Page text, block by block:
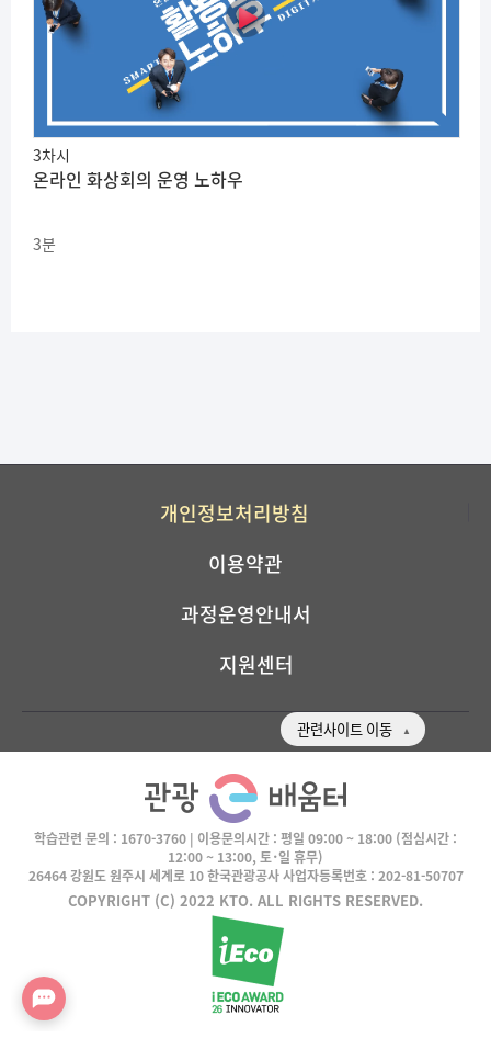
3차시
온라인 화상회의 운영 노하우
3분
개인정보처리방침
이용약관
과정운영안내서
지원센터
관련사이트 이동
학습관련 문의 : 1670-3760 | 이용문의시간 : 평일 09:00 ~ 18:00 (점심시간 :
12:00 ~ 13:00, 토･일 휴무)
26464 강원도 원주시 세계로 10 한국관광공사 사업자등록번호 : 202-81-50707
COPYRIGHT (C) 2022 KTO. ALL RIGHTS RESERVED.